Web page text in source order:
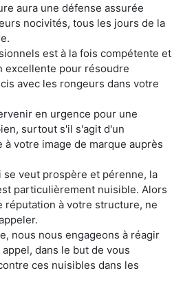
aura une défense assurée
nocivités, tous les jours de la
est à la fois compétente et
excellente pour résoudre
avec les rongeurs dans votre
en urgence pour une
surtout s'il s'agit d'un
votre image de marque auprès
veut prospère et pérenne, la
particulièrement nuisible. Alors
réputation à votre structure, ne
nous nous engageons à réagir
dans le but de vous
ces nuisibles dans les